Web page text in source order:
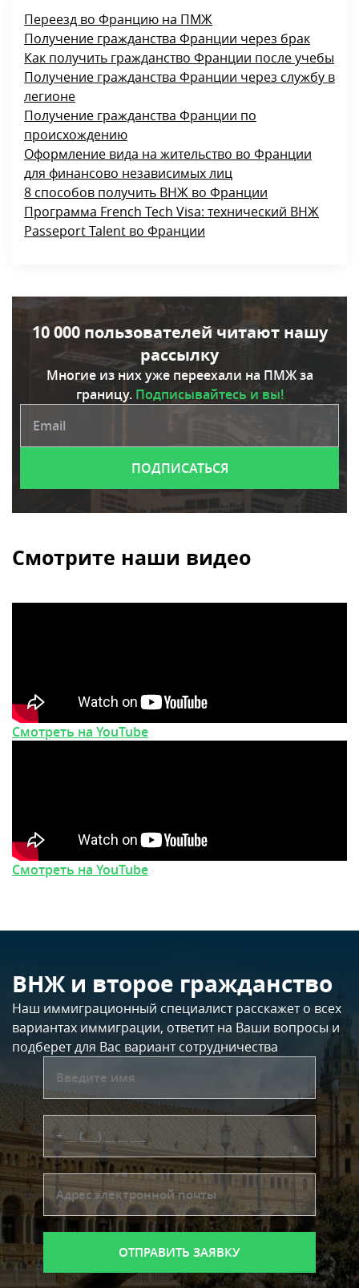
Переезд во Францию на ПМЖ
Получение гражданства Франции через брак
Как получить гражданство Франции после учебы
Получение гражданства Франции через службу в
легионе
Получение гражданства Франции по
происхождению
Оформление вида на жительство во Франции
для финансово независимых лиц
8 способов получить ВНЖ во Франции
Программа French Tech Visa: технический ВНЖ
Passeport Talent во Франции
10 000 пользователей читают нашу
рассылку
Многие из них уже переехали на ПМЖ за
границу. Подписывайтесь и вы!
Смотрите наши видео
Смотреть на YouTube
Смотреть на YouTube
ВНЖ и второе гражданство
Наш иммиграционный специалист расскажет о всех
вариантах иммиграции, ответит на Ваши вопросы и
подберет для Вас вариант сотрудничества